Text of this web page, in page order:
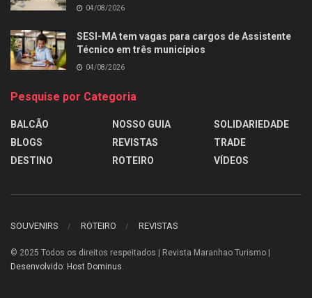
04/08/2026
SESI-MA tem vagas para cargos de Assistente
Técnico em três municípios
04/08/2026
Pesquise por Categoria
BALCÃO
BLOGS
DESTINO
NOSSO GUIA
REVISTAS
ROTEIRO
SOLIDARIEDADE
TRADE
VÍDEOS
SOUVENIRS ROTEIRO REVISTAS
© 2025 Todos os direitos respeitados | Revista Maranhao Turismo |
Desenvolvido: Host Dominus.